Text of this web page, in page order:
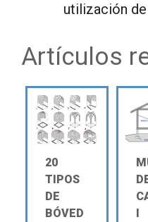
utilización
Artículos
20
TIPOS
DE
BÓVED